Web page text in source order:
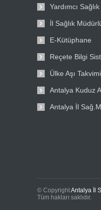
Yardımcı
İl Sağlık
E-Kütüphane
Reçete Bilgi
Ülke Aşı Takvimi
Antalya Kuduz
Antalya İl
© CopyrightAntalya İl
Tüm hakları saklıdır.